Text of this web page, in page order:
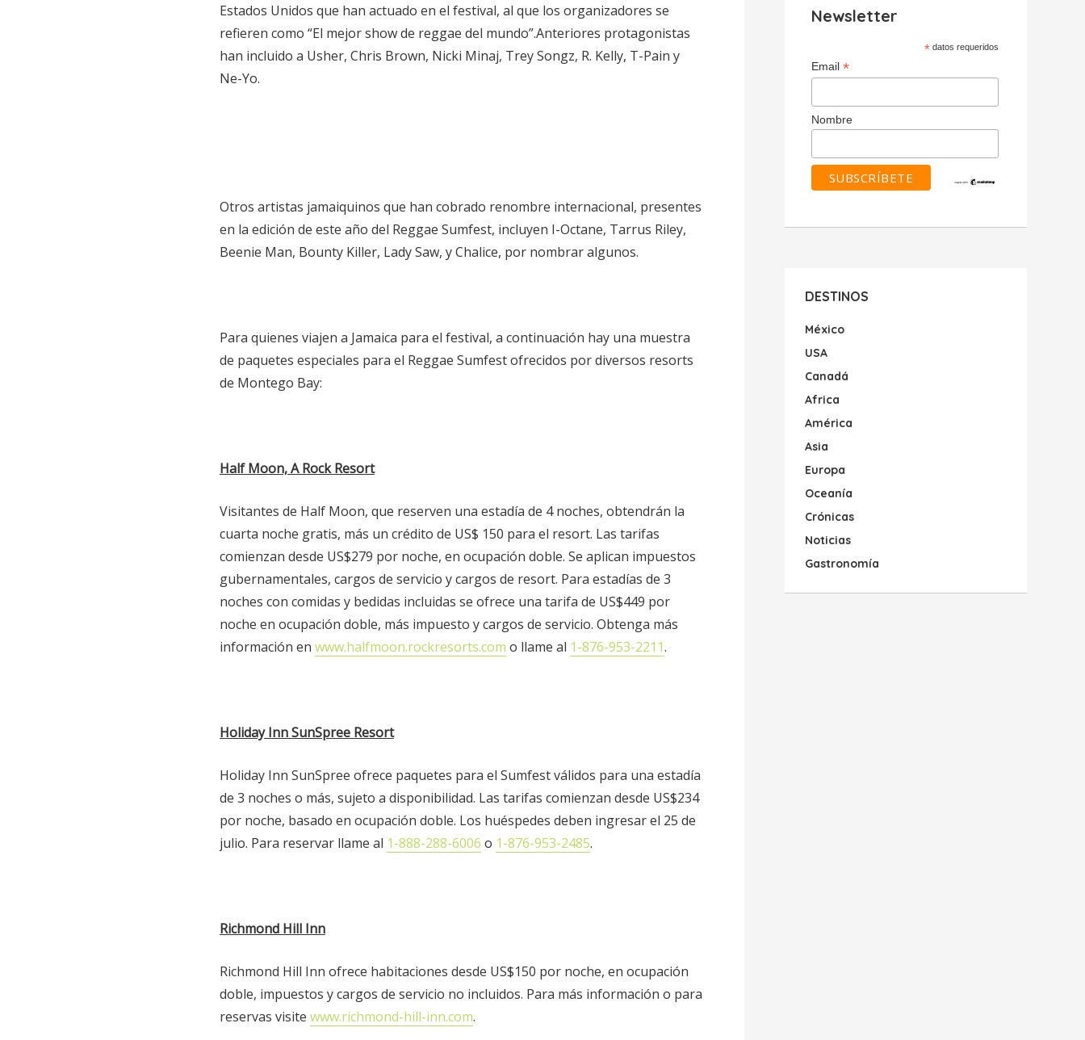
Estados Unidos que han actuado en el festival, al que los organizadores se
refieren como “El mejor show de reggae del mundo”.Anteriores protagonistas
han incluido a Usher, Chris Brown, Nicki Minaj, Trey Songz, R. Kelly, T-Pain y
Ne-Yo.
Otros artistas jamaiquinos que han cobrado renombre internacional, presentes
en la edición de este año del Reggae Sumfest, incluyen I-Octane, Tarrus Riley,
Beenie Man, Bounty Killer, Lady Saw, y Chalice, por nombrar algunos.
Para quienes viajen a Jamaica para el festival, a continuación hay una muestra
de paquetes especiales para el Reggae Sumfest ofrecidos por diversos resorts
de Montego Bay:
Half Moon, A Rock Resort
Visitantes de Half Moon, que reserven una estadía de 4 noches, obtendrán la
cuarta noche gratis, más un crédito de US$ 150 para el resort. Las tarifas
comienzan desde US$279 por noche, en ocupación doble. Se aplican impuestos
gubernamentales, cargos de servicio y cargos de resort. Para estadías de 3
noches con comidas y bedidas incluidas se ofrece una tarifa de US$449 por
noche en ocupación doble, más impuesto y cargos de servicio. Obtenga más
información en www.halfmoon.rockresorts.com o llame al 1-876-953-2211.
Holiday Inn SunSpree Resort
Holiday Inn SunSpree ofrece paquetes para el Sumfest válidos para una estadía
de 3 noches o más, sujeto a disponibilidad. Las tarifas comienzan desde US$234
por noche, basado en ocupación doble. Los huéspedes deben ingresar el 25 de
julio. Para reservar llame al 1-888-288-6006 o 1-876-953-2485.
Richmond Hill Inn
Richmond Hill Inn ofrece habitaciones desde US$150 por noche, en ocupación
doble, impuestos y cargos de servicio no incluidos. Para más información o para
reservas visite www.richmond-hill-inn.com.
Newsletter
* datos requeridos
Email *
Nombre
DESTINOS
México
USA
Canadá
Africa
América
Asia
Europa
Oceanía
Crónicas
Noticias
Gastronomía